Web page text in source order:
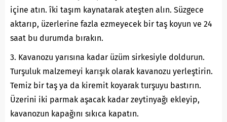
içine atın. îki taşım kaynatarak ateşten alın. Süzgece
aktarıp, üzerlerine fazla ezmeyecek bir taş koyun ve 24
saat bu durumda bırakın.
3. Kavanozu yarısına kadar üzüm sirkesiyle doldurun.
Turşuluk malzemeyi karışık olarak kavanozu yerleştirin.
Temiz bir taş ya da kiremit koyarak turşuyu bastırın.
Üzerini iki parmak aşacak kadar zeytinyağı ekleyip,
kavanozun kapağını sıkıca kapatın.